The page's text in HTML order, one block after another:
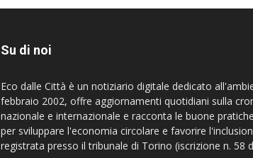
Su di noi
Eco dalle Città è un notiziario digitale dedicato
febbraio 2002, offre aggiornamenti quotidiani sulla
nazionale e internazionale e racconta le buone
per sviluppare l'economia circolare e favorire
registrata presso il tribunale di Torino (iscrizione n. 58